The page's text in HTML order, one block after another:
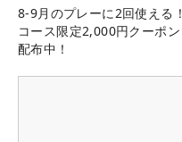
8-9月のプレーに2回使える！
コース限定2,000円クーポン
配布中！